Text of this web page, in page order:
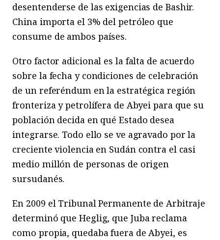
desentenderse de las exigencias de Bashir.
China importa el 3% del petróleo que
consume de ambos países.
Otro factor adicional es la falta de acuerdo
sobre la fecha y condiciones de celebración
de un referéndum en la estratégica región
fronteriza y petrolífera de Abyei para que su
población decida en qué Estado desea
integrarse. Todo ello se ve agravado por la
creciente violencia en Sudán contra el casi
medio millón de personas de origen
sursudanés.
En 2009 el Tribunal Permanente de Arbitraje
determinó que Heglig, que Juba reclama
como propia, quedaba fuera de Abyei, es